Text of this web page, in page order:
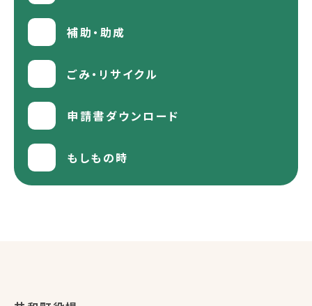
補助・助成
ごみ・リサイクル
申請書ダウンロード
もしもの時